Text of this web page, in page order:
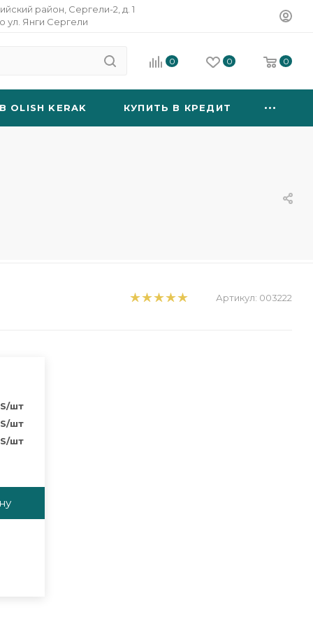
район, Сергели-2, д. 1
ул. Янги Сергели
0 0 0
OLISH KERAK КУПИТЬ В КРЕДИТ
Артикул: 003222
/шт
/шт
/шт